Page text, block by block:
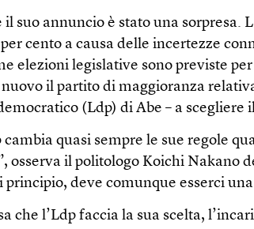
il suo annuncio è stato una sorpresa.
cento a causa delle incertezze
elezioni legislative sono previste
nuovo il partito di maggioranza
(Ldp) di Abe – a scegliere
cambia quasi sempre le sue regole
osserva il politologo Koichi Nakano
principio, deve comunque esserci
che l’Ldp faccia la sua scelta,